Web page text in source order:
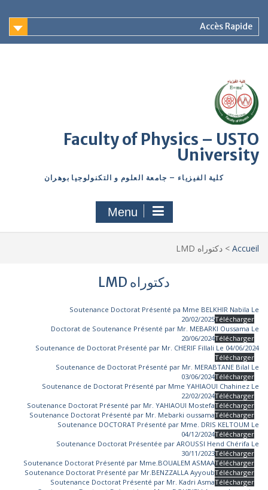
Accès Rapide
Faculty of Physics – USTO
University
كلية الفيزياء – جامعة العلوم و التكنولوجيا بوهران
Menu
Accueil
> دكتوراه LMD
دكتوراه LMD
Soutenance Doctorat Présenté pa Mme BELKHIR Nabila Le
20/02/2025Télécharger
Doctorat de Soutenance Présenté par Mr. MEBARKI Oussama Le
20/06/2024Télécharger
Soutenance de Doctorat Présenté par Mr. CHERIF Fillali Le 04/06/2024
Télécharger
Soutenance de Doctorat Présenté par Mr. MERABTANE Bilal Le
03/06/2024Télécharger
Soutenance de Doctorat Présenté par Mme YAHIAOUI Chahinez Le
22/02/2024Télécharger
Soutenance Doctorat Présenté par Mr. YAHIAOUI MostefaTélécharger
Soutenance Doctorat Présenté par Mr. Mebarki oussamaTélécharger
Soutenance DOCTORAT Présenté par Mme. DRIS KELTOUM Le
04/12/2024Télécharger
Soutenance Doctorat Présentée par AROUSSI Hend Chérifa Le
30/11/2023Télécharger
Soutenance Doctorat Présenté par Mme.BOUALEM ASMAATélécharger
Soutenance Doctorat Présenté par Mr.BENZZALLA AyyoubTélécharger
Soutenance Doctorat Présenté par Mr. Kadri AsmaTélécharger